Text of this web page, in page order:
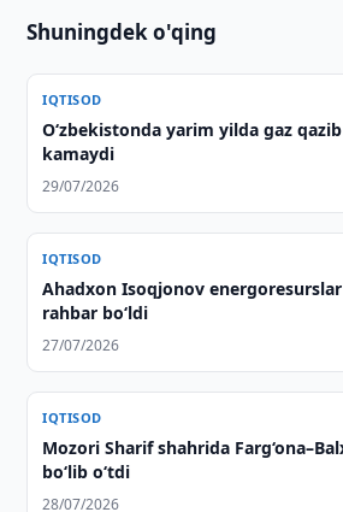
Shuningdek o'qing
IQTISOD
O‘zbekistonda yarim yilda gaz
kamaydi
29/07/2026
IQTISOD
Ahadxon Isoqjonov
rahbar bo‘ldi
27/07/2026
IQTISOD
Mozori Sharif shahrida
bo‘lib o‘tdi
28/07/2026